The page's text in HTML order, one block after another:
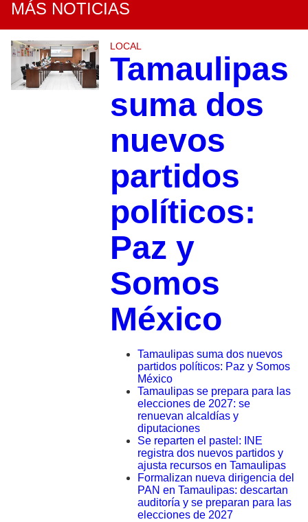
MÁS NOTICIAS
LOCAL
Tamaulipas
suma dos
nuevos
partidos
políticos:
Paz y
Somos
México
Tamaulipas suma dos nuevos
partidos políticos: Paz y Somos
México
Tamaulipas se prepara para las
elecciones de 2027: se
renuevan alcaldías y
diputaciones
Se reparten el pastel: INE
registra dos nuevos partidos y
ajusta recursos en Tamaulipas
Formalizan nueva dirigencia del
PAN en Tamaulipas: descartan
auditoría y se preparan para las
elecciones de 2027